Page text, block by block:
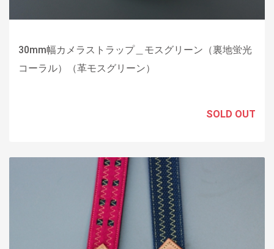
30mm幅カメラストラップ＿モスグリーン（裏地蛍光
コーラル）（革モスグリーン）
SOLD OUT